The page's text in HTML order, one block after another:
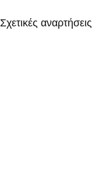
Σχετικές αναρτήσεις